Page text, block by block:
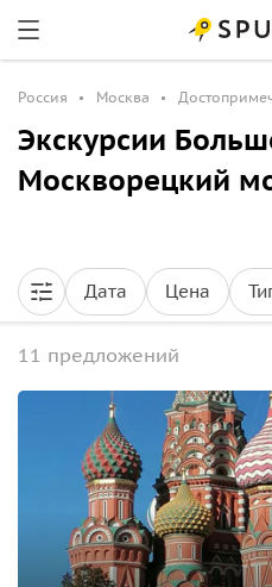
Россия Москва
Экскурсии
Москворецкий
Дата Цена
11 предложений